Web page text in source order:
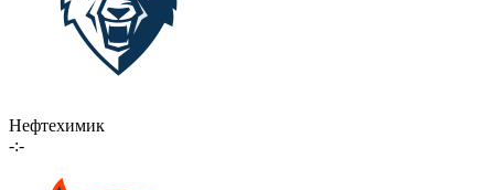
Нефтехимик
-:-